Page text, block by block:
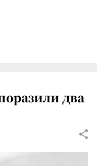
два